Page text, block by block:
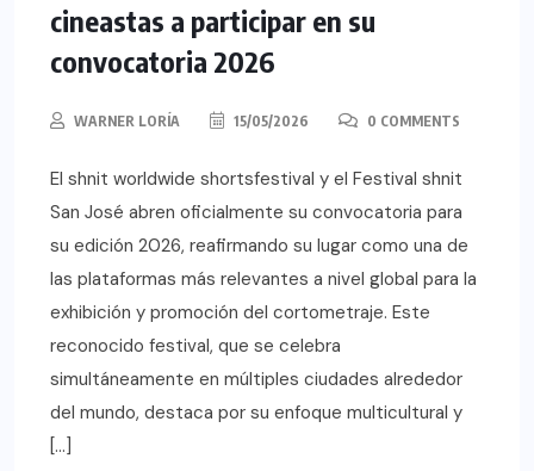
cineastas a participar en su
convocatoria 2026
WARNER LORÍA 15/05/2026 0 COMMENTS
El shnit worldwide shortsfestival y el Festival shnit
San José abren oficialmente su convocatoria para
su edición 2026, reafirmando su lugar como una de
las plataformas más relevantes a nivel global para la
exhibición y promoción del cortometraje. Este
reconocido festival, que se celebra
simultáneamente en múltiples ciudades alrededor
del mundo, destaca por su enfoque multicultural y
[…]